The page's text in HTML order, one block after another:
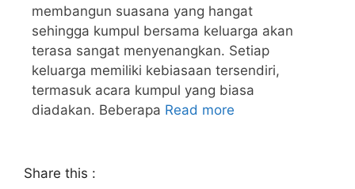
membangun suasana yang hangat
sehingga kumpul bersama keluarga akan
terasa sangat menyenangkan. Setiap
keluarga memiliki kebiasaan tersendiri,
termasuk acara kumpul yang biasa
diadakan. Beberapa Read more
Share this :